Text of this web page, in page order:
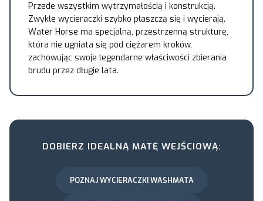
Przede wszystkim wytrzymałością i konstrukcją.
Zwykłe wycieraczki szybko płaszczą się i wycierają.
Water Horse ma specjalną, przestrzenną strukturę,
która nie ugniata się pod ciężarem kroków,
zachowując swoje legendarne właściwości zbierania
brudu przez długie lata.
DOBIERZ IDEALNĄ MATĘ WEJŚCIOWĄ:
POZNAJ WYCIERACZKI WASHMATA